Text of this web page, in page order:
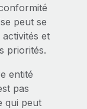
peut se
et
priorités.
entité
pas
qui peut